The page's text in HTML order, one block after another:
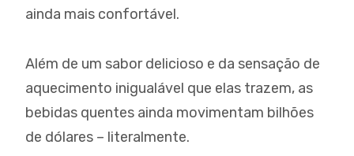
ainda mais confortável.
Além de um sabor delicioso e da sensação de
aquecimento inigualável que elas trazem, as
bebidas quentes ainda movimentam bilhões
de dólares – literalmente.